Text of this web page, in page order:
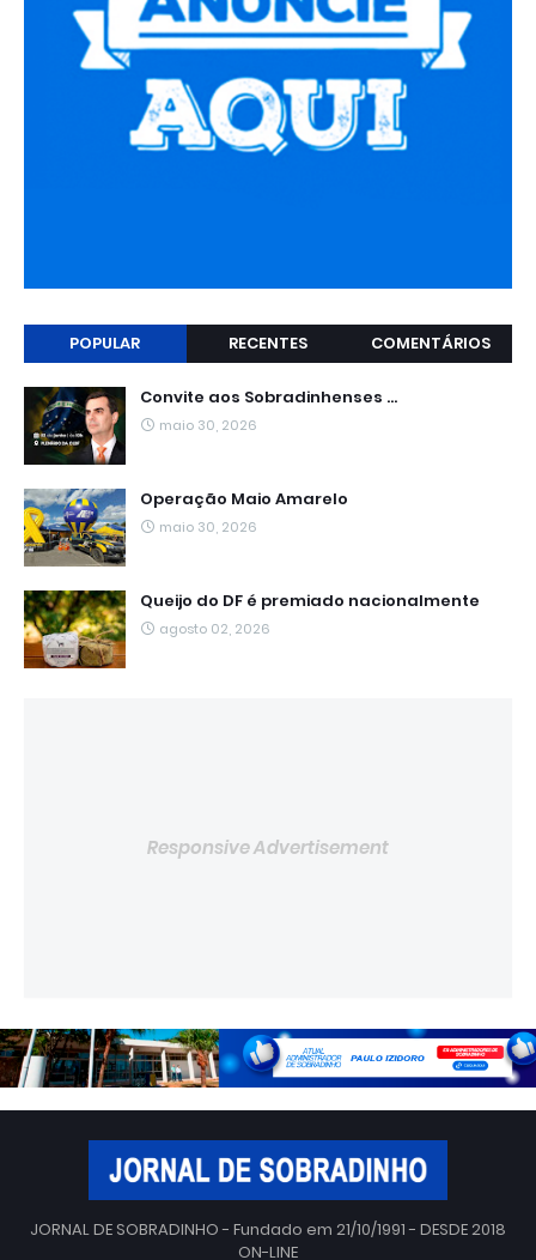
POPULAR RECENTES COMENTÁRIOS
Convite aos Sobradinhenses ...
maio 30, 2026
Operação Maio Amarelo
maio 30, 2026
Queijo do DF é premiado nacionalmente
agosto 02, 2026
Responsive Advertisement
JORNAL DE SOBRADINHO - Fundado em 21/10/1991 - DESDE 2018
ON-LINE